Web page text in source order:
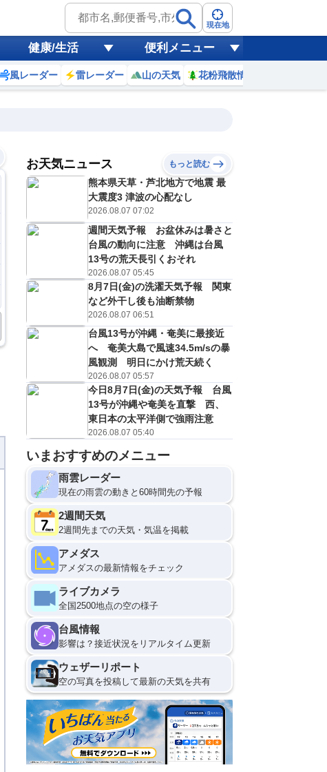
現在地
健康/生活 便利メニュー
風レーダー 雷レーダー 山の天気 花粉飛散情報
18
℃
20
(木)
E
33 ℃
22℃
30 %
21
(金)
E
32 ℃
22℃
30 %
予報の
信頼度
B
C
D
E
？
お天気ニュース もっと読む
熊本県天草・芦北地方で地震 最
大震度3 津波の心配なし
2026.08.07 07:02
週間天気予報 お盆休みは暑さと
台風の動向に注意 沖縄は台風
13号の荒天長引くおそれ
2026.08.07 05:45
8月7日(金)の洗濯天気予報 関東
など外干し後も油断禁物
2026.08.07 06:51
台風13号が沖縄・奄美に最接近
へ 奄美大島で風速34.5m/sの暴
風観測 明日にかけ荒天続く
2026.08.07 05:57
今日8月7日(金)の天気予報 台風
13号が沖縄や奄美を直撃 西、
東日本の太平洋側で強雨注意
2026.08.07 05:40
いまおすすめのメニュー
雨雲レーダー
現在の雨雲の動きと60時間先の予報
2週間天気
2週間先までの天気・気温を掲載
アメダス
アメダスの最新情報をチェック
ライブカメラ
全国2500地点の空の様子
台風情報
影響は？接近状況をリアルタイム更新
ウェザーリポート
空の写真を投稿して最新の天気を共有